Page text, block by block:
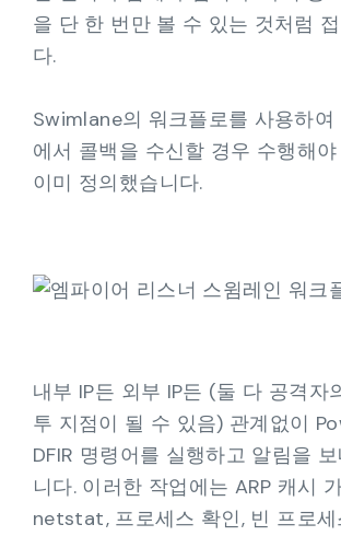
을 단 한 번만 볼 수 있는 것처럼
다.
Swimlane의 워크플로를 사용하여
에서 콜백을 수신할 경우 수행해
이미 정의했습니다.
내부 IP든 외부 IP든 (둘 다 공격자
투 지점이 될 수 있음) 관계없이
DFIR 명령어를 실행하고 알림을
니다. 이러한 작업에는 ARP 캐시
netstat, 프로세스 확인, 빈 프로세